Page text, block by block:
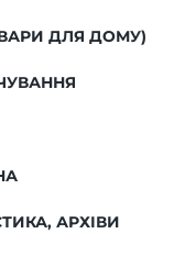
ДЛЯ ДОМУ)
АРХІВИ